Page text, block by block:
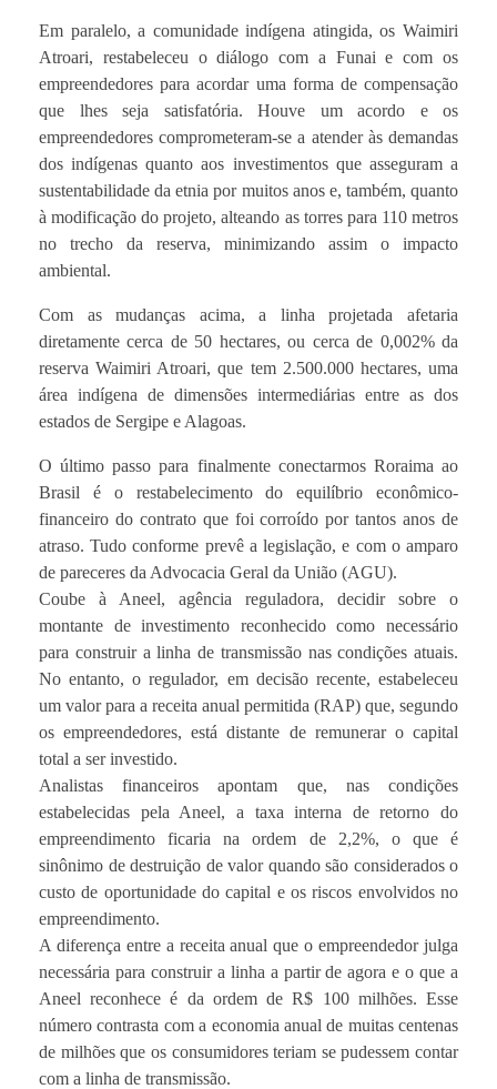
Em paralelo, a comunidade indígena atingida, os Waimiri
Atroari, restabeleceu o diálogo com a Funai e com os
empreendedores para acordar uma forma de compensação
que lhes seja satisfatória. Houve um acordo e os
empreendedores comprometeram-se a atender às demandas
dos indígenas quanto aos investimentos que asseguram a
sustentabilidade da etnia por muitos anos e, também, quanto
à modificação do projeto, alteando as torres para 110 metros
no trecho da reserva, minimizando assim o impacto
ambiental.
Com as mudanças acima, a linha projetada afetaria
diretamente cerca de 50 hectares, ou cerca de 0,002% da
reserva Waimiri Atroari, que tem 2.500.000 hectares, uma
área indígena de dimensões intermediárias entre as dos
estados de Sergipe e Alagoas.
O último passo para finalmente conectarmos Roraima ao
Brasil é o restabelecimento do equilíbrio econômico-
financeiro do contrato que foi corroído por tantos anos de
atraso. Tudo conforme prevê a legislação, e com o amparo
de pareceres da Advocacia Geral da União (AGU).
Coube à Aneel, agência reguladora, decidir sobre o
montante de investimento reconhecido como necessário
para construir a linha de transmissão nas condições atuais.
No entanto, o regulador, em decisão recente, estabeleceu
um valor para a receita anual permitida (RAP) que, segundo
os empreendedores, está distante de remunerar o capital
total a ser investido.
Analistas financeiros apontam que, nas condições
estabelecidas pela Aneel, a taxa interna de retorno do
empreendimento ficaria na ordem de 2,2%, o que é
sinônimo de destruição de valor quando são considerados o
custo de oportunidade do capital e os riscos envolvidos no
empreendimento.
A diferença entre a receita anual que o empreendedor julga
necessária para construir a linha a partir de agora e o que a
Aneel reconhece é da ordem de R$ 100 milhões. Esse
número contrasta com a economia anual de muitas centenas
de milhões que os consumidores teriam se pudessem contar
com a linha de transmissão.